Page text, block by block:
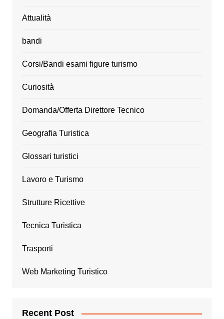
Attualità
bandi
Corsi/Bandi esami figure turismo
Curiosità
Domanda/Offerta Direttore Tecnico
Geografia Turistica
Glossari turistici
Lavoro e Turismo
Strutture Ricettive
Tecnica Turistica
Trasporti
Web Marketing Turistico
Recent Post